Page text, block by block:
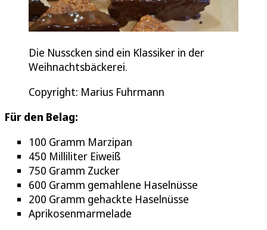
Die Nusscken sind ein Klassiker in der
Weihnachtsbäckerei.
Copyright: Marius Fuhrmann
Für den Belag:
100 Gramm Marzipan
450 Milliliter Eiweiß
750 Gramm Zucker
600 Gramm gemahlene Haselnüsse
200 Gramm gehackte Haselnüsse
Aprikosenmarmelade